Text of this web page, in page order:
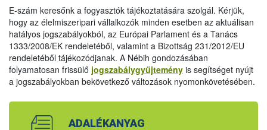
E-szám keresőnk a fogyasztók tájékoztatására szolgál. Kérjük,
hogy az élelmiszeripari vállalkozók minden esetben az aktuálisan
hatályos jogszabályokból, az Európai Parlament és a Tanács
1333/2008/EK rendeletéből, valamint a Bizottság 231/2012/EU
rendeletéből tájékozódjanak. A Nébih gondozásában
folyamatosan frissülő jogszabálygyűjtemény is segítséget nyújt
a jogszabályokban bekövetkező változások nyomonkövetésében.
ADALÉKANYAG